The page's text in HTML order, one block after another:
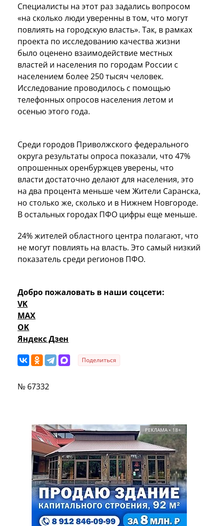
Специалисты на этот раз задались вопросом
«на сколько люди уверенны в том, что могут
повлиять на городскую власть». Так, в рамках
проекта по исследованию качества жизни
было оценено взаимодействие местных
властей и населения по городам России с
населением более 250 тысяч человек.
Исследование проводилось с помощью
телефонных опросов населения летом и
осенью этого года.
Среди городов Приволжского федерального
округа результаты опроса показали, что 47%
опрошенных оренбуржцев уверены, что
власти достаточно делают для населения, это
на два процента меньше чем Жители Саранска,
но столько же, сколько и в Нижнем Новгороде.
В остальных городах ПФО цифры еще меньше.
24% жителей областного центра полагают, что
не могут повлиять на власть. Это самый низкий
показатель среди регионов ПФО.
Добро пожаловать в наши соцсети:
VK
MAX
OK
Яндекс Дзен
Поделиться
№ 67332
РЕКЛАМА • 18+